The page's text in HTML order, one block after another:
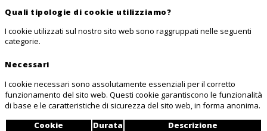
Quali tipologie di cookie utilizziamo?
I cookie utilizzati sul nostro sito web sono raggruppati nelle seguenti
categorie.
Necessari
I cookie necessari sono assolutamente essenziali per il corretto
funzionamento del sito web. Questi cookie garantiscono le funzionalità
di base e le caratteristiche di sicurezza del sito web, in forma anonima.
Cookie
Durata Descrizione